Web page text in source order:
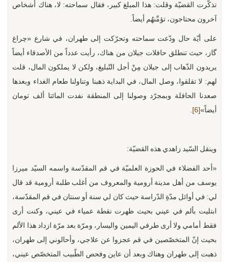
تذكّرت القضيّة وقلت: هذا المبلغ كبير، فقال سماحته: لا، هناك أشخاص
آخرون محتاجون، تؤمِّنهُم أيضاً.
على أيّة حال ودّعت سماحته وتحرّكت إلى طهران، في شارع «چراغ
گاز، حيث تنطلق حافلات جيلان من هناك، رأيت عدداً من الأصدقاء أيضاً
يريدون الذّهاب إلى جيلان مِنْ أجل التّبليغ، ولكن لا يملكون المال، قلت
لهم: لا تقلقوا، وصل المال، في البداية ذهبنا وتناولنا طعام الغداء وبعدها
صعدنا الحافلة وبمجرّد وصولنا إلى المنطقة نفدت المائتا ألف تومان
أيضاً»[6]
.
وينقل السّيد زاهدي هذه القضيّة:
«أحد الفضلاء في الحوزة العلميّة في قم المقدّسة واسمه السيّد ميرزا
يوسف من أهل مدينة أرومية والمعروف من أغلب طلبة أرومية قد قال
لي: في أوائل مدّةِ الدّراسة حيث كان لي سنة أو سنتان في قم المقدّسة،
ابتليت بألم في عيني بحيث ظهرت نقطة عمياء في عيني، وكنت أرى
فقط أمامي ولا أرى طرفي اليمين واليسار، ومرّة بعد مرّة ازداد هذا الألم
بحيث إنّ المتخصّصين في قم عجزوا عن علاجي، وأحالوني إلى طهران،
ذهبت إلى طهران وهناك وبعد أن عاين وفحص الطّبيب المتخصّص عيني،